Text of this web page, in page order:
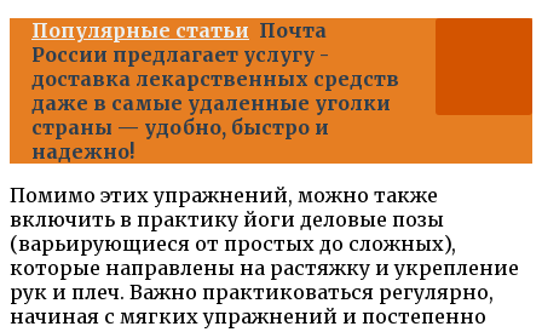
Популярные статьи Почта
России предлагает услугу -
доставка лекарственных средств
даже в самые удаленные уголки
страны — удобно, быстро и
надежно!
Помимо этих упражнений, можно также
включить в практику йоги деловые позы
(варьирующиеся от простых до сложных),
которые направлены на растяжку и укрепление
рук и плеч. Важно практиковаться регулярно,
начиная с мягких упражнений и постепенно